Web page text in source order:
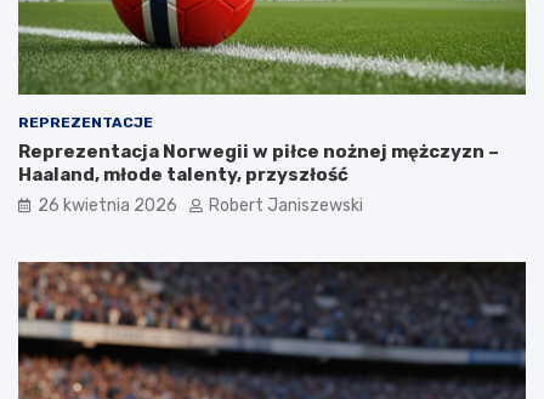
REPREZENTACJE
Reprezentacja Norwegii w piłce nożnej mężczyzn –
Haaland, młode talenty, przyszłość
26 kwietnia 2026 Robert Janiszewski